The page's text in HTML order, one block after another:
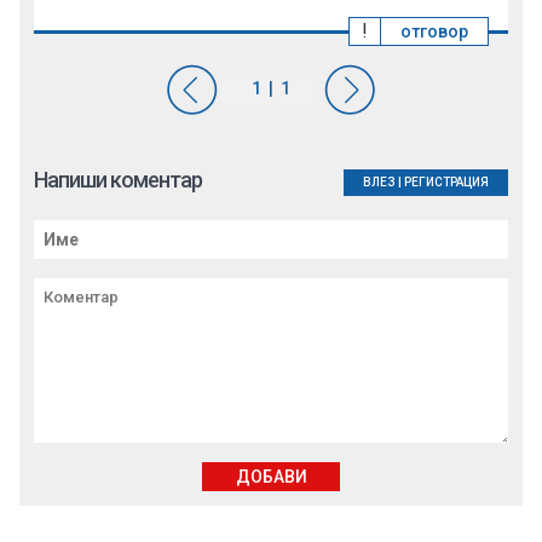
отговор
!
Напиши коментар ВЛЕЗ РЕГИСТРАЦИЯ
ДОБАВИ